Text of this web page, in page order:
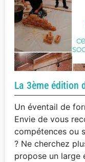
La 3ème édition
Un éventail de
Envie de vous
compétences ou
? Ne cherchez
propose un large